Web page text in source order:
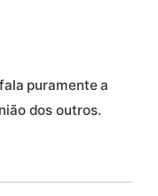
puramente a
dos outros.